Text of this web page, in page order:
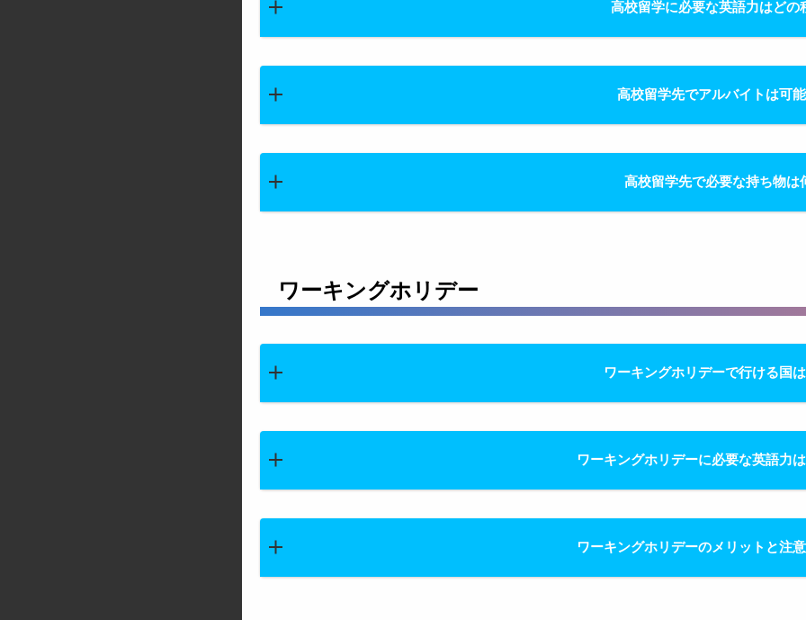
高校留学に必要な英語力はどの
高校留学先でアルバイトは可
高校留学先で必要な持ち物は
ワーキングホリデー
ワーキングホリデーで行ける国
ワーキングホリデーに必要な英語力
ワーキングホリデーのメリットと注